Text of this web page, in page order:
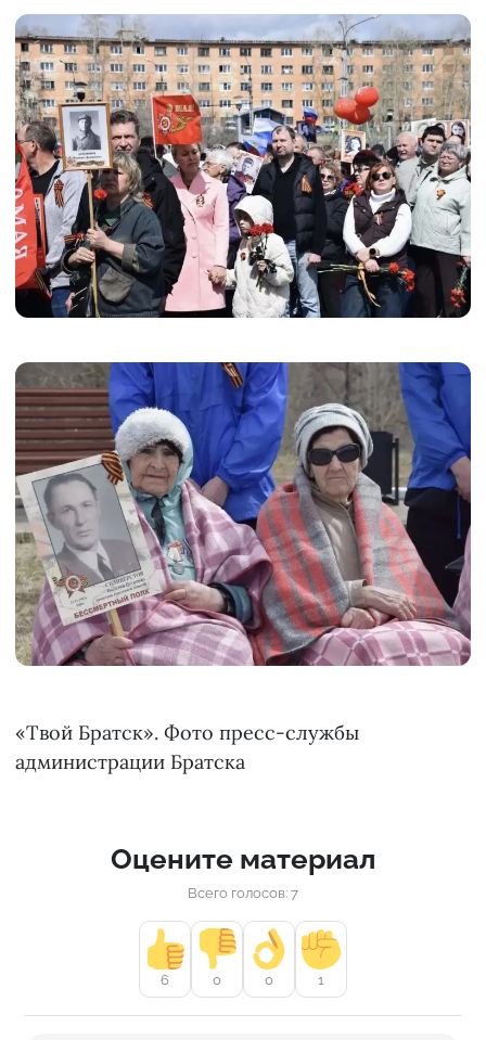
«Твой Братск». Фото пресс-службы
администрации Братска
Оцените материал
Всего голосов: 7
6 0 0 1